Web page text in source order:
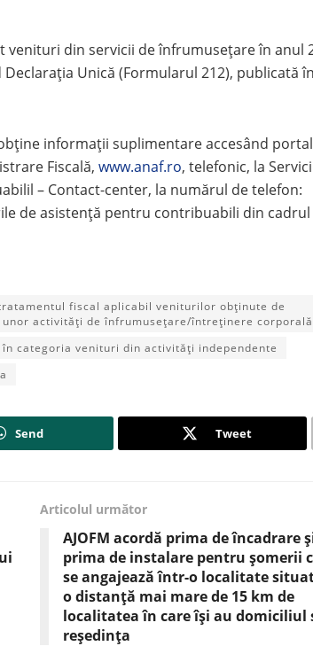
venituri din servicii de înfrumusețare în anul
Unică (Formularul 212), publicată în
informații suplimentare accesând
Fiscală, www.anaf.ro, telefonic, la
– Contact-center, la numărul de telefon:
de asistență pentru contribuabili din cadrul
fiscal aplicabil veniturilor obținute de
activități de înfrumusețare/întreținere corporală
în categoria venituri din activități independente
Send Tweet
Articolul următor
AJOFM acordă prima de încadrare
prima de instalare pentru șomerii
se angajează într-o localitate
o distanţă mai mare de 15 km de
localitatea în care îşi au domiciliul
reşedinţa